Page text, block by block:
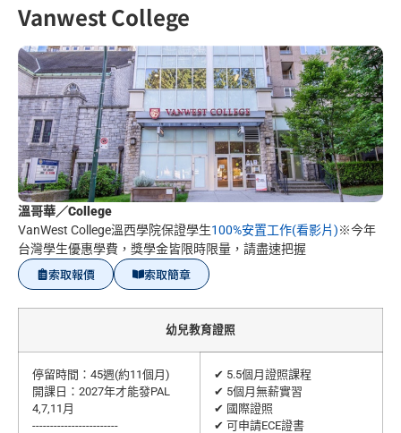
Vanwest College
溫哥華／College
VanWest College溫西學院保證學生100%安置工作(看影片)※今年
台灣學生優惠學費，獎學金皆限時限量，請盡速把握
索取報價 索取簡章
幼兒教育證照
停留時間：45週(約11個月)
開課日：2027年才能發PAL
4,7,11月
------------------------
✔ 5.5個月證照課程
✔ 5個月無薪實習
✔ 國際證照
✔ 可申請ECE證書